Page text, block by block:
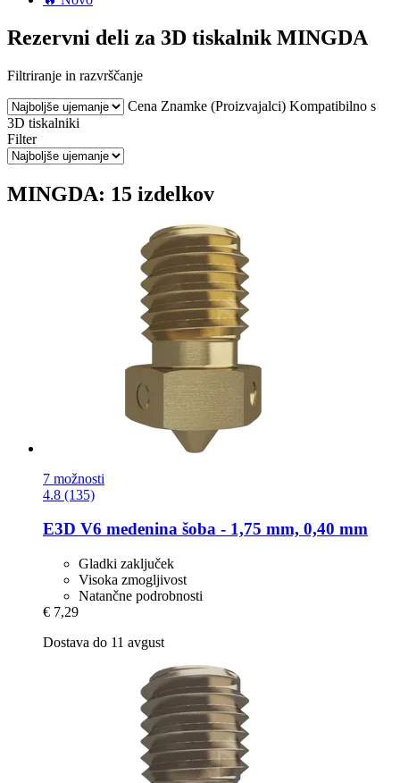
Rezervni deli za 3D tiskalnik MINGDA
Filtriranje in razvrščanje
Cena Znamke (Proizvajalci) Kompatibilno s
3D tiskalniki
Filter
MINGDA: 15 izdelkov
7 možnosti
4.8 (135)
E3D V6 medenina šoba -​ 1,75 mm, 0,40 mm
Gladki zaključek
Visoka zmogljivost
Natančne podrobnosti
€ 7,29
Dostava do 11 avgust